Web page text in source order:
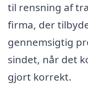
til rensning af
firma, der
gennemsigtig
sindet, når det
gjort korrekt.